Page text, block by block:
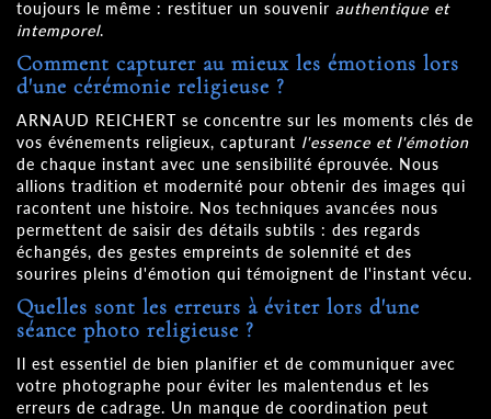
toujours le même : restituer un souvenir authentique et
intemporel.
Comment capturer au mieux les émotions lors
d'une cérémonie religieuse ?
ARNAUD REICHERT se concentre sur les moments clés de
vos événements religieux, capturant l'essence et l'émotion
de chaque instant avec une sensibilité éprouvée. Nous
allions tradition et modernité pour obtenir des images qui
racontent une histoire. Nos techniques avancées nous
permettent de saisir des détails subtils : des regards
échangés, des gestes empreints de solennité et des
sourires pleins d'émotion qui témoignent de l'instant vécu.
Quelles sont les erreurs à éviter lors d'une
séance photo religieuse ?
Il est essentiel de bien planifier et de communiquer avec
votre photographe pour éviter les malentendus et les
erreurs de cadrage. Un manque de coordination peut